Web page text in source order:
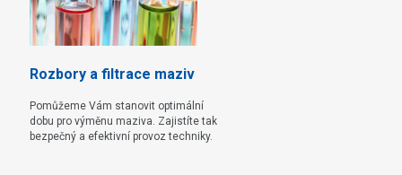
Rozbory a filtrace maziv
Pomůžeme Vám stanovit optimální
dobu pro výměnu maziva. Zajistíte tak
bezpečný a efektivní provoz techniky.